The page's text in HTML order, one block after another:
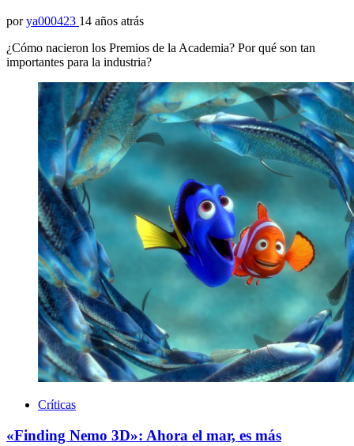
por ya000423 14 años atrás
¿Cómo nacieron los Premios de la Academia? Por qué son tan
importantes para la industria?
Críticas
«Finding Nemo 3D»: Ahora el mar, es más